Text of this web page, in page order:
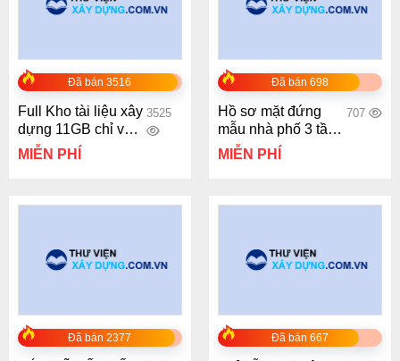
Đã bán 3516
Full Kho tài liệu xây
dựng 11GB chỉ với
200K
3525
MIỄN PHÍ
Đã bán 698
Hồ sơ mặt đứng
mẫu nhà phố 3 tầng
tân cổ điển
707
MIỄN PHÍ
Đã bán 2377 Đã bán 667